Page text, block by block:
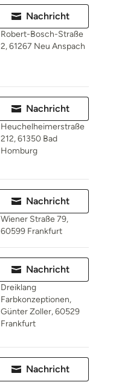
Nachricht
Robert-Bosch-Straße
2, 61267 Neu Anspach
Nachricht
Heuchelheimerstraße
212, 61350 Bad
Homburg
Nachricht
Wiener Straße 79,
60599 Frankfurt
Nachricht
Dreiklang
Farbkonzeptionen,
Günter Zoller, 60529
Frankfurt
Nachricht